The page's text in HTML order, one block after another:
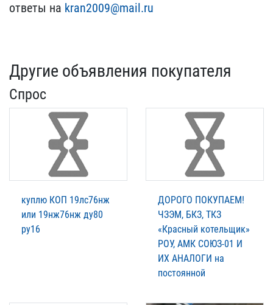
ответы на ​ kran2009@mail.ru
Другие объявления покупателя
Спрос
куплю КОП 19лс76нж
или 19нж76нж ду80
ру16
ДОРОГО ПОКУПАЕМ!
ЧЗЭМ, БКЗ, ТКЗ
«Красный котельщик»
РОУ, АМК СОЮЗ-01 И
ИХ АНАЛОГИ на
постоянной